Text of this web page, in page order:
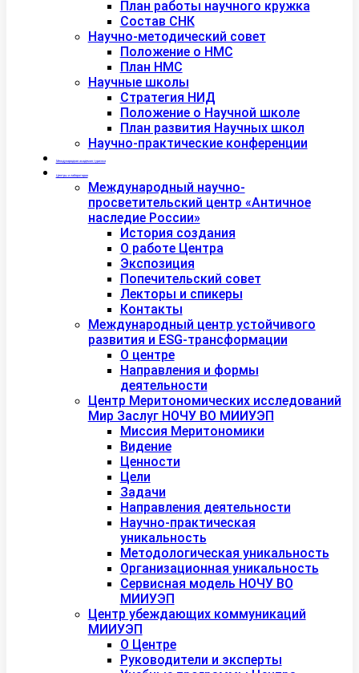
План работы научного кружка
Состав СНК
Научно-методический совет
Положение о НМС
План НМС
Научные школы
Стратегия НИД
Положение о Научной школе
План развития Научных школ
Научно-практические конференции
Международная академия туризма
Центры и лаборатории
Международный научно-
просветительский центр «Античное
наследие России»
История создания
О работе Центра
Экспозиция
Попечительский совет
Лекторы и спикеры
Контакты
Международный центр устойчивого
развития и ESG-трансформации
О центре
Направления и формы
деятельности
Центр Меритономических исследований
Мир Заслуг НОЧУ ВО МИИУЭП
Миссия Меритономики
Видение
Ценности
Цели
Задачи
Направления деятельности
Научно-практическая
уникальность
Методологическая уникальность
Организационная уникальность
Сервисная модель НОЧУ ВО
МИИУЭП
Центр убеждающих коммуникаций
МИИУЭП
О Центре
Руководители и эксперты